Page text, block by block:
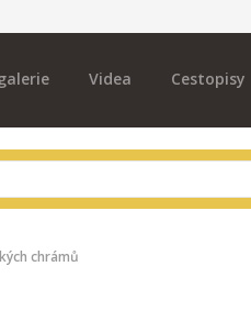
Videa Cestopisy
chrámů